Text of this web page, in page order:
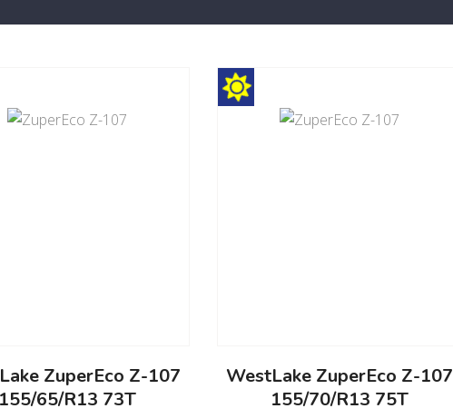
ZuperEco Z-107
65/R13 73T
WestLake ZuperEco Z-107
155/70/R13 75T